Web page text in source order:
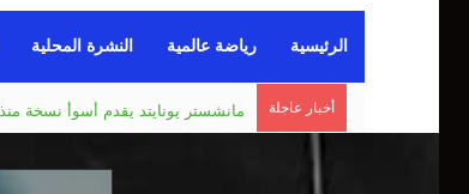
الرئيسية رياضة عالمية النشرة المحلية
أخبار عاجلة مانشستر يونايتد يقدم أسوأ نسخة منذ 38 عاما